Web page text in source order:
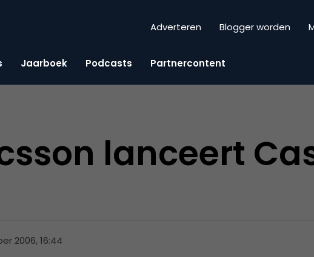
Adverteren Blogger worden
Jaarboek Podcasts Partnercontent
lanceert
2006, 16:44